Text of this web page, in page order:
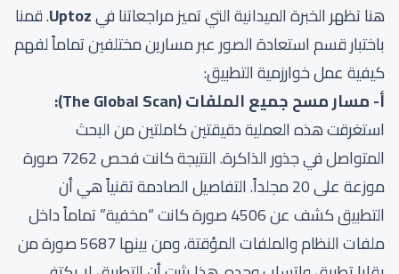
هنا تظهر الخبرة الميدانية التي تميز مراجعاتنا فيUptoz. قمنا
باختبار قسم استعادة الصور عبر مسارين مختلفين تماماً لفهم
كيفية عمل خوارزمية التطبيق:
أ- مسار مسح جميع الملفات (The Global Scan):
استغرقت هذه العملية دقيقتين كاملتين من البحث
المتواصل في جذور الذاكرة. النتيجة كانت فحص 7262 صورة
موزعة على 20 مجلداً. التفاصيل الصادمة تقنياً هي أن
التطبيق كشف عن 4506 صورة كانت “مخفية” تماماً داخل
ملفات النظام والملفات المؤقتة، ومن بينها 5687 صورة من